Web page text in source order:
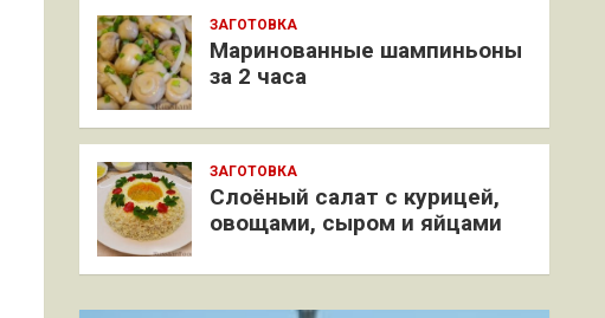
ЗАГОТОВКА
Маринованные шампиньоны
за 2 часа
ЗАГОТОВКА
Слоёный салат с курицей,
овощами, сыром и яйцами